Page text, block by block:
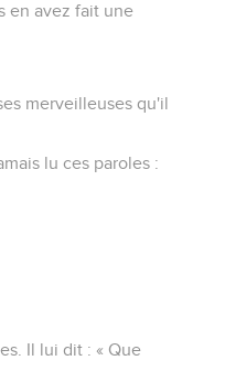
en avez fait une
merveilleuses qu'il
lu ces paroles :
Il lui dit : « Que